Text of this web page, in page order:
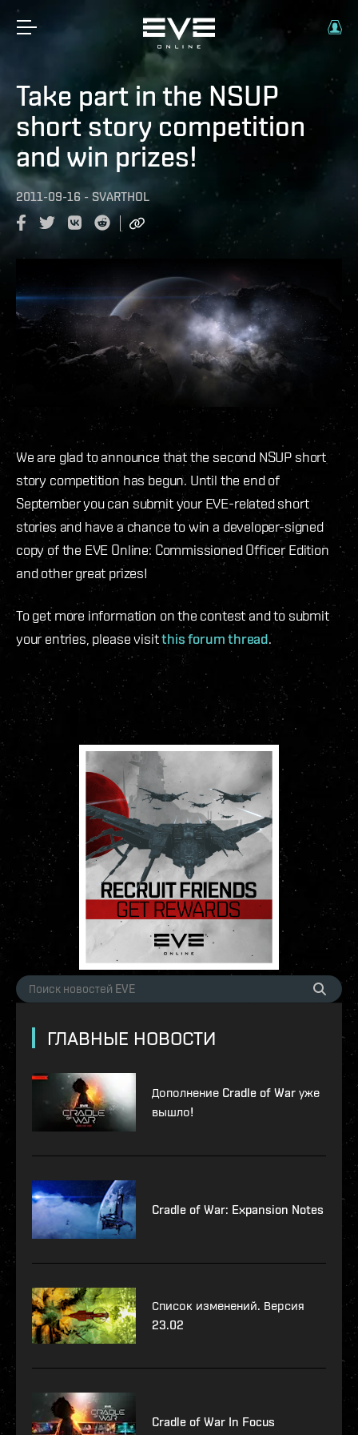
Take part in the NSUP
short story competition
and win prizes!
2011-09-16 - SVARTHOL
We are glad to announce that the second NSUP short
story competition has begun. Until the end of
September you can submit your EVE-related short
stories and have a chance to win a developer-signed
copy of the EVE Online: Commissioned Officer Edition
and other great prizes!
To get more information on the contest and to submit
your entries, please visitthis forum thread.
ГЛАВНЫЕ НОВОСТИ
Дополнение Cradle of War уже
вышло!
Cradle of War: Expansion Notes
Список изменений. Версия
23.02
Cradle of War In Focus